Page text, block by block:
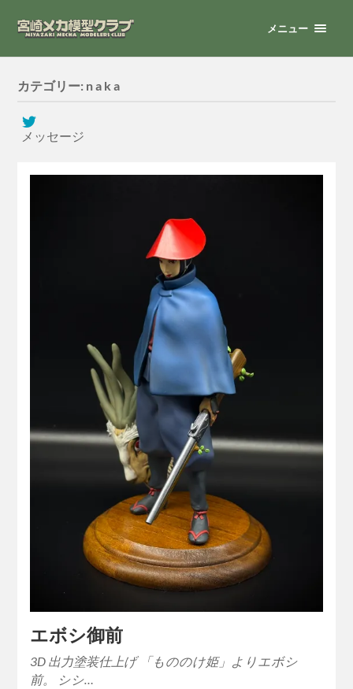
メニュー
カテゴリー: n a k a
メッセージ
エボシ御前
3D 出力塗装仕上げ 「もののけ姫」よりエボシ
前。 シシ…